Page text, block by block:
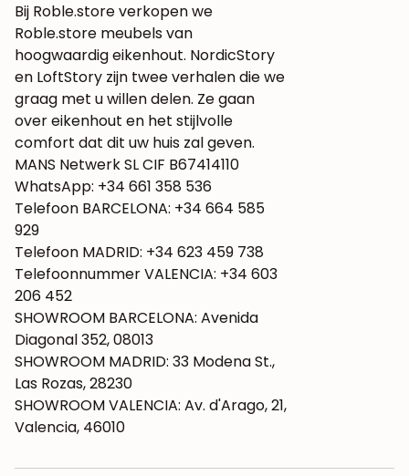
Bij Roble.store verkopen we
Roble.store meubels van
hoogwaardig eikenhout. NordicStory
en LoftStory zijn twee verhalen die we
graag met u willen delen. Ze gaan
over eikenhout en het stijlvolle
comfort dat dit uw huis zal geven.
MANS Netwerk SL CIF B67414110
WhatsApp: +34 661 358 536
Telefoon BARCELONA: +34 664 585
929
Telefoon MADRID: +34 623 459 738
Telefoonnummer VALENCIA: +34 603
206 452
SHOWROOM BARCELONA: Avenida
Diagonal 352, 08013
SHOWROOM MADRID: 33 Modena St.,
Las Rozas, 28230
SHOWROOM VALENCIA: Av. d'Arago, 21,
Valencia, 46010